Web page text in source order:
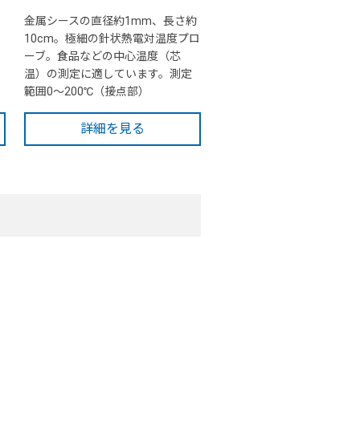
金属シースの直径約1mm、長さ約
10cm。極細の針状熱電対温度プロ
ーブ。食品などの中心温度（芯
温）の測定に適しています。測定
範囲0～200℃（接点部）
詳細を見る